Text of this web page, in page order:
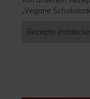
„Vegane
Rezepte